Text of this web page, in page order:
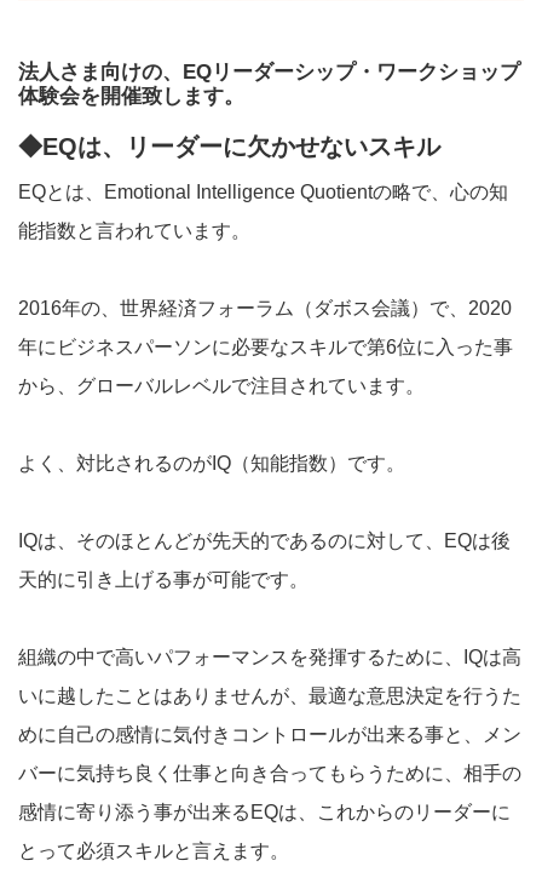
法人さま向けの、EQリーダーシップ・ワークショップ
体験会を開催致します。
◆EQは、リーダーに欠かせないスキル
EQとは、Emotional Intelligence Quotientの略で、心の知
能指数と言われています。
2016年の、世界経済フォーラム（ダボス会議）で、2020
年にビジネスパーソンに必要なスキルで第6位に入った事
から、グローバルレベルで注目されています。
よく、対比されるのがIQ（知能指数）です。
IQは、そのほとんどが先天的であるのに対して、EQは後
天的に引き上げる事が可能です。
組織の中で高いパフォーマンスを発揮するために、IQは高
いに越したことはありませんが、最適な意思決定を行うた
めに自己の感情に気付きコントロールが出来る事と、メン
バーに気持ち良く仕事と向き合ってもらうために、相手の
感情に寄り添う事が出来るEQは、これからのリーダーに
とって必須スキルと言えます。